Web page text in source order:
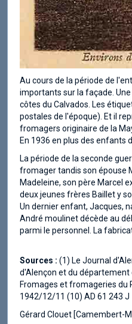
Au cours de la période de
importants sur la façade.
côtes du Calvados. Les
postales de l'époque). Et il
fromagers originaire de la
En 1936 en plus des enfants
La période de la seconde
fromager tandis son épouse
Madeleine, son père Marcel
deux jeunes frères Baillet y
Un dernier enfant, Jacques,
André moulinet décède au
parmi le personnel. La
Sources : (1) Le Journal
d'Alençon et du
Fromages et fromageries du
1942/12/11 (10) AD 61 243 J
Gérard Clouet [Camembert-